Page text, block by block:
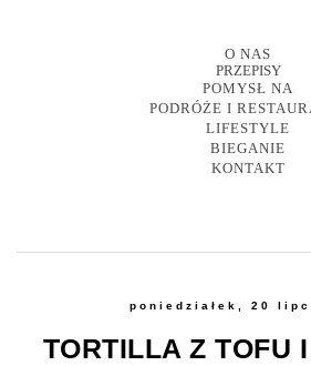
O NAS
PRZEPISY
POMYSŁ NA
PODRÓŻE I
LIFESTYLE
BIEGANIE
KONTAKT
poniedziałek, 20
TORTILLA Z TOFU